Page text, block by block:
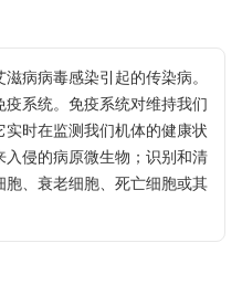
病毒感染引起的传染病。
系统。免疫系统对维持我们
实时在监测我们机体的健康状
入侵的病原微生物；识别和清
胞、衰老细胞、死亡细胞或其